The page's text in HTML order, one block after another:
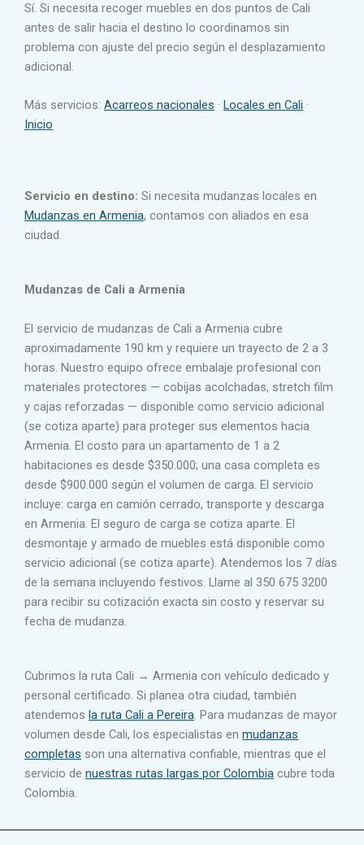
Sí. Si necesita recoger muebles en dos puntos de Cali
antes de salir hacia el destino lo coordinamos sin
problema con ajuste del precio según el desplazamiento
adicional.
Más servicios: Acarreos nacionales · Locales en Cali ·
Inicio
Servicio en destino: Si necesita mudanzas locales en
Mudanzas en Armenia, contamos con aliados en esa
ciudad.
Mudanzas de Cali a Armenia
El servicio de mudanzas de Cali a Armenia cubre
aproximadamente 190 km y requiere un trayecto de 2 a 3
horas. Nuestro equipo ofrece embalaje profesional con
materiales protectores — cobijas acolchadas, stretch film
y cajas reforzadas — disponible como servicio adicional
(se cotiza aparte) para proteger sus elementos hacia
Armenia. El costo para un apartamento de 1 a 2
habitaciones es desde $350.000; una casa completa es
desde $900.000 según el volumen de carga. El servicio
incluye: carga en camión cerrado, transporte y descarga
en Armenia. El seguro de carga se cotiza aparte. El
desmontaje y armado de muebles está disponible como
servicio adicional (se cotiza aparte). Atendemos los 7 días
de la semana incluyendo festivos. Llame al 350 675 3200
para recibir su cotización exacta sin costo y reservar su
fecha de mudanza.
Cubrimos la ruta Cali → Armenia con vehículo dedicado y
personal certificado. Si planea otra ciudad, también
atendemos la ruta Cali a Pereira. Para mudanzas de mayor
volumen desde Cali, los especialistas en mudanzas
completas son una alternativa confiable, mientras que el
servicio de nuestras rutas largas por Colombia cubre toda
Colombia.